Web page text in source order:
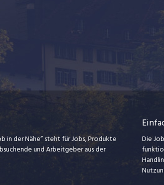
in der Nähe” steht für Jobs, Produkte
und Arbeitgeber aus der
Die